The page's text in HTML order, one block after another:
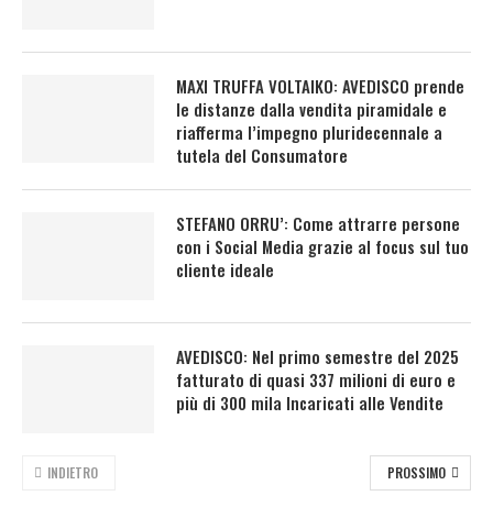
MAXI TRUFFA VOLTAIKO: AVEDISCO prende
le distanze dalla vendita piramidale e
riafferma l’impegno pluridecennale a
tutela del Consumatore
STEFANO ORRU’: Come attrarre persone
con i Social Media grazie al focus sul tuo
cliente ideale
AVEDISCO: Nel primo semestre del 2025
fatturato di quasi 337 milioni di euro e
più di 300 mila Incaricati alle Vendite
INDIETRO PROSSIMO